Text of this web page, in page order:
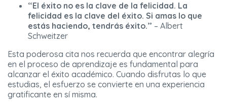
“El éxito no es la clave de la felicidad. La
felicidad es la clave del éxito. Si amas lo que
estás haciendo, tendrás éxito.” – Albert
Schweitzer
Esta poderosa cita nos recuerda que encontrar alegría
en el proceso de aprendizaje es fundamental para
alcanzar el éxito académico. Cuando disfrutas lo que
estudias, el esfuerzo se convierte en una experiencia
gratificante en sí misma.